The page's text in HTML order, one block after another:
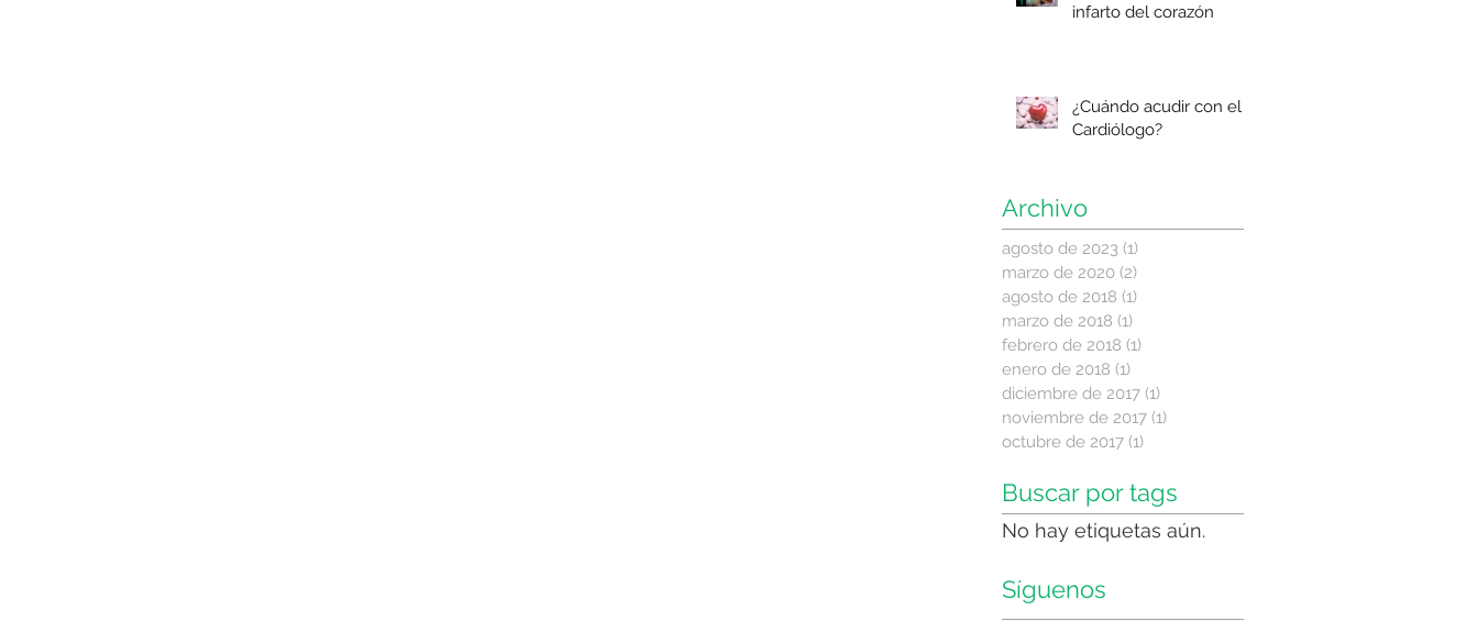
infarto del corazón
¿Cuándo acudir con el
Cardiólogo?
Archivo
agosto de 2023 (1)
marzo de 2020 (2)
agosto de 2018 (1)
marzo de 2018 (1)
febrero de 2018 (1)
enero de 2018 (1)
diciembre de 2017 (1)
noviembre de 2017 (1)
octubre de 2017 (1)
Buscar por tags
No hay etiquetas aún.
Síguenos